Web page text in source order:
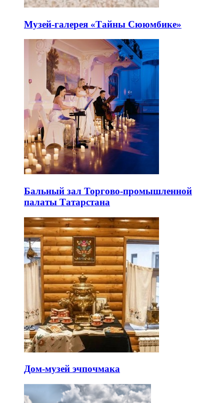
Музей-галерея «Тайны Сююмбике»
Бальный зал Торгово-промышленной
палаты Татарстана
Дом-музей эчпочмака